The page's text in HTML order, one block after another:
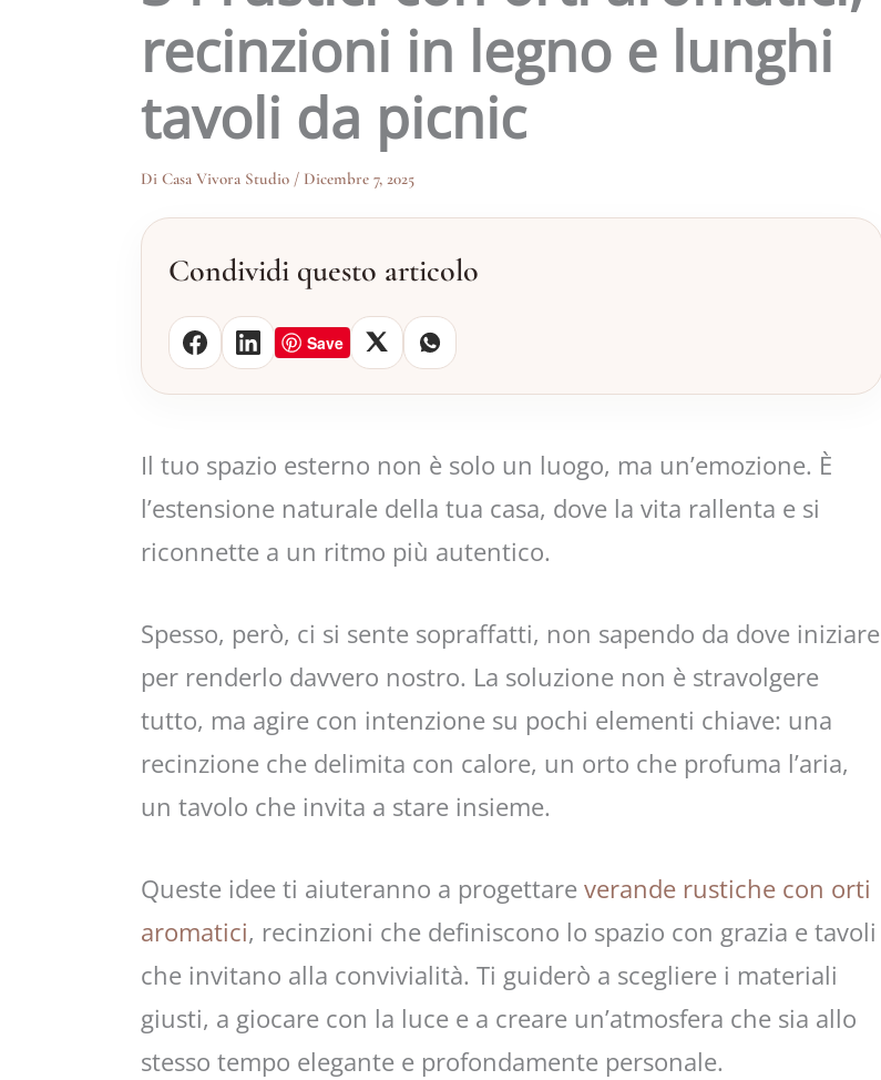
recinzioni in legno e lunghi
tavoli da picnic
Di Casa Vivora Studio / Dicembre 7, 2025
Condividi questo articolo
Save
Il tuo spazio esterno non è solo un luogo, ma un’emozione. È
l’estensione naturale della tua casa, dove la vita rallenta e si
riconnette a un ritmo più autentico.
Spesso, però, ci si sente sopraffatti, non sapendo da dove iniziare
per renderlo davvero nostro. La soluzione non è stravolgere
tutto, ma agire con intenzione su pochi elementi chiave: una
recinzione che delimita con calore, un orto che profuma l’aria,
un tavolo che invita a stare insieme.
Queste idee ti aiuteranno a progettare verande rustiche con orti
aromatici, recinzioni che definiscono lo spazio con grazia e tavoli
che invitano alla convivialità. Ti guiderò a scegliere i materiali
giusti, a giocare con la luce e a creare un’atmosfera che sia allo
stesso tempo elegante e profondamente personale.